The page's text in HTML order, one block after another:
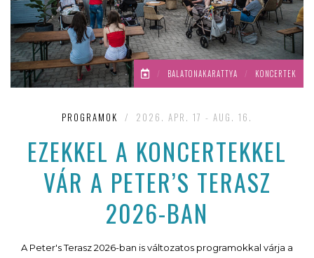
/ BALATONAKARATTYA / KONCERTEK
PROGRAMOK / 2026. APR. 17 - AUG. 16.
EZEKKEL A KONCERTEKKEL
VÁR A PETER’S TERASZ
2026-BAN
A Peter's Terasz 2026-ban is változatos programokkal várja a